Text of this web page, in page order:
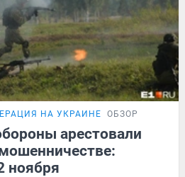
НА УКРАИНЕ ОБЗОР
арестовали
ноября